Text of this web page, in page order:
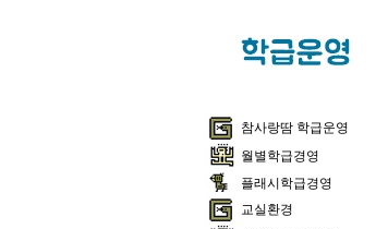
참사랑땀 학급운영
월별학급경영
플래시학급경영
교실환경